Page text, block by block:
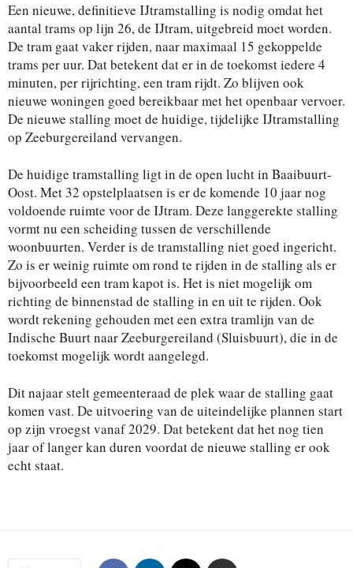
Een nieuwe, definitieve IJtramstalling is nodig omdat het
aantal trams op lijn 26, de IJtram, uitgebreid moet worden.
De tram gaat vaker rijden, naar maximaal 15 gekoppelde
trams per uur. Dat betekent dat er in de toekomst iedere 4
minuten, per rijrichting, een tram rijdt. Zo blijven ook
nieuwe woningen goed bereikbaar met het openbaar vervoer.
De nieuwe stalling moet de huidige, tijdelijke IJtramstalling
op Zeeburgereiland vervangen.
De huidige tramstalling ligt in de open lucht in Baaibuurt-
Oost. Met 32 opstelplaatsen is er de komende 10 jaar nog
voldoende ruimte voor de IJtram. Deze langgerekte stalling
vormt nu een scheiding tussen de verschillende
woonbuurten. Verder is de tramstalling niet goed ingericht.
Zo is er weinig ruimte om rond te rijden in de stalling als er
bijvoorbeeld een tram kapot is. Het is niet mogelijk om
richting de binnenstad de stalling in en uit te rijden. Ook
wordt rekening gehouden met een extra tramlijn van de
Indische Buurt naar Zeeburgereiland (Sluisbuurt), die in de
toekomst mogelijk wordt aangelegd.
Dit najaar stelt gemeenteraad de plek waar de stalling gaat
komen vast. De uitvoering van de uiteindelijke plannen start
op zijn vroegst vanaf 2029. Dat betekent dat het nog tien
jaar of langer kan duren voordat de nieuwe stalling er ook
echt staat.